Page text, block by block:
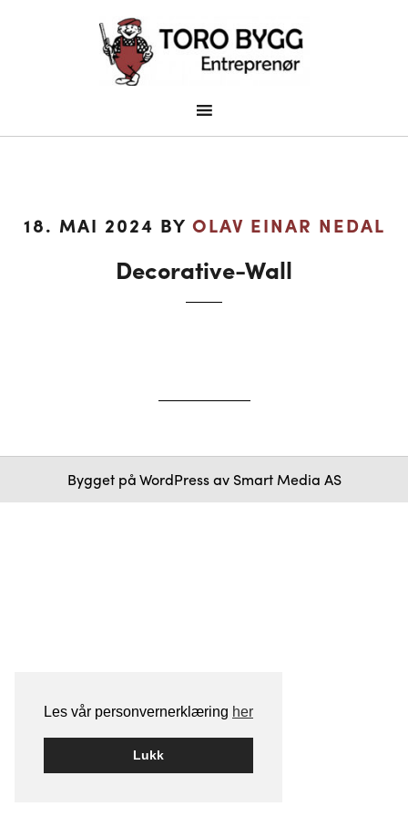
Les vår personvernerklæring her
Lukk
18. MAI 2024 BY OLAV EINAR NEDAL
Decorative-Wall
Bygget påWordPressav Smart Media AS